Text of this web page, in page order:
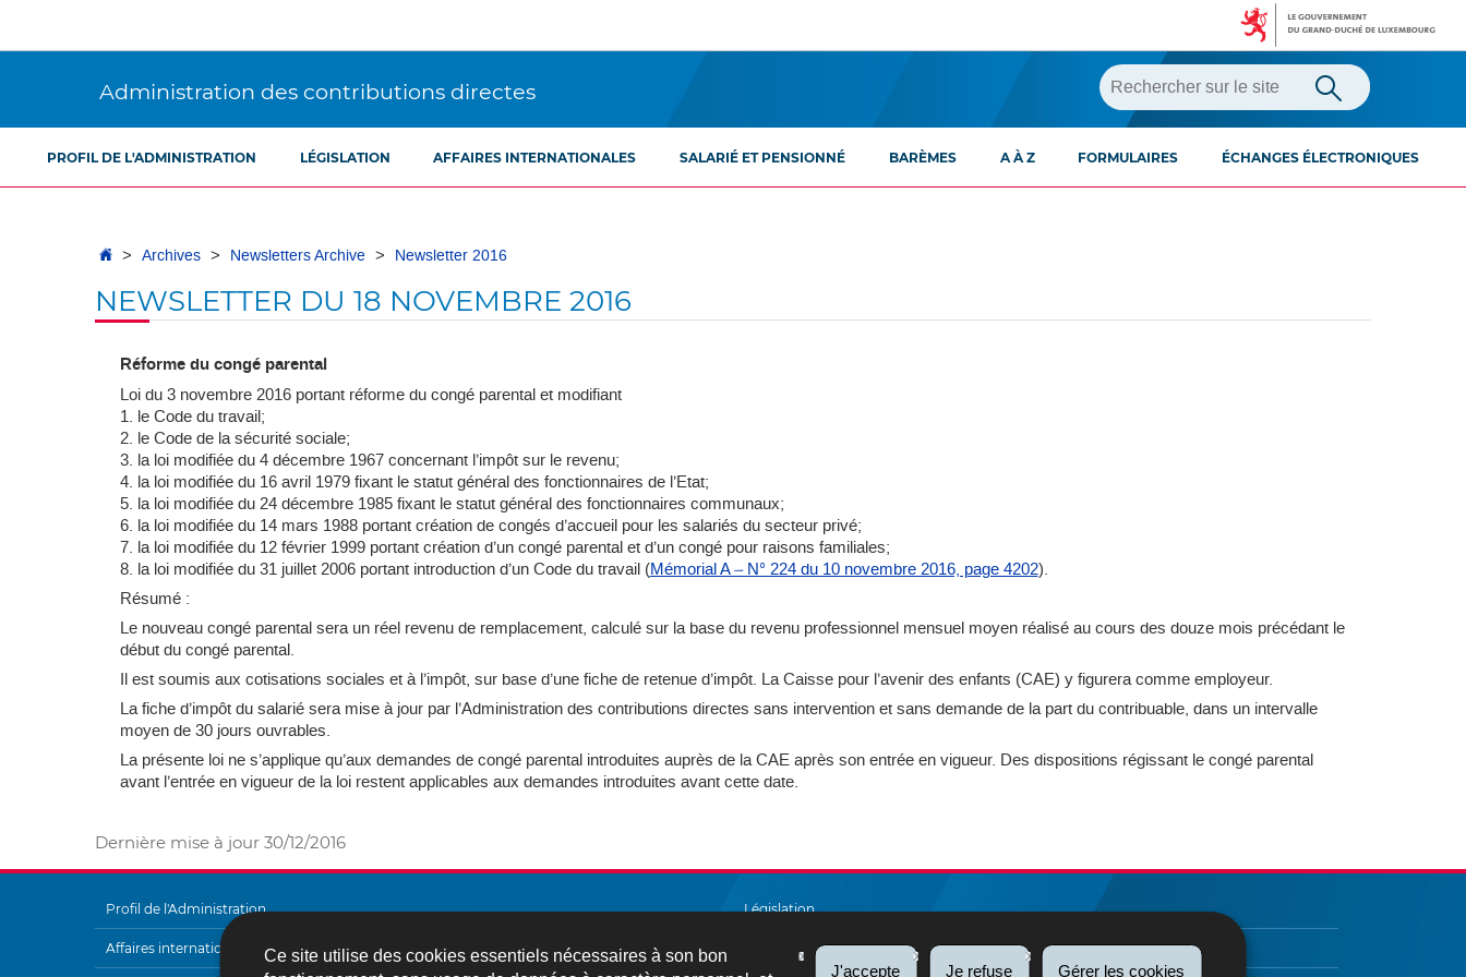
Ce site utilise des cookies essentiels nécessaires à son bon
J'accepte Je refuse Gérer les cookies
Administration des contributions directes
PROFIL DE L'ADMINISTRATION LÉGISLATION AFFAIRES INTERNATIONALES SALARIÉ ET PENSIONNÉ BARÈMES A À Z FORMULAIRES ÉCHANGES ÉLECTRONIQUES
AccueilArchives Newsletters Archive Newsletter 2016
NEWSLETTER DU 18 NOVEMBRE 2016
Réforme du congé parental
Loi du 3 novembre 2016 portant réforme du congé parental et modifiant
1. le Code du travail;
2. le Code de la sécurité sociale;
3. la loi modifiée du 4 décembre 1967 concernant l’impôt sur le revenu;
4. la loi modifiée du 16 avril 1979 fixant le statut général des fonctionnaires de l’Etat;
5. la loi modifiée du 24 décembre 1985 fixant le statut général des fonctionnaires communaux;
6. la loi modifiée du 14 mars 1988 portant création de congés d’accueil pour les salariés du secteur privé;
7. la loi modifiée du 12 février 1999 portant création d’un congé parental et d’un congé pour raisons familiales;
8. la loi modifiée du 31 juillet 2006 portant introduction d’un Code du travail (Mémorial A – N° 224 du 10 novembre 2016, page 4202).
Résumé :
Le nouveau congé parental sera un réel revenu de remplacement, calculé sur la base du revenu professionnel mensuel moyen réalisé au cours des douze mois précédant le
début du congé parental.
Il est soumis aux cotisations sociales et à l’impôt, sur base d’une fiche de retenue d’impôt. La Caisse pour l’avenir des enfants (CAE) y figurera comme employeur.
La fiche d’impôt du salarié sera mise à jour par l’Administration des contributions directes sans intervention et sans demande de la part du contribuable, dans un intervalle
moyen de 30 jours ouvrables.
La présente loi ne s’applique qu’aux demandes de congé parental introduites auprès de la CAE après son entrée en vigueur. Des dispositions régissant le congé parental
avant l’entrée en vigueur de la loi restent applicables aux demandes introduites avant cette date.
Dernière mise à jour 30/12/2016
Profil de l'Administration Législation
Affaires internationales Salarié et pensionné